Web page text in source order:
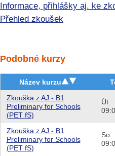
Informace, přihlášky aj. ke
Přehled zkoušek
Podobné kurzy
Název kurzu
Zkouška z AJ - B1
Preliminary for Schools
(PET fS)
Út
Zkouška z AJ - B1
Preliminary for Schools
(PET fS)
So